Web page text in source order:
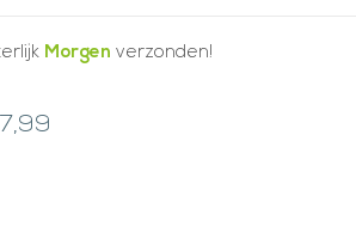
Morgen verzonden!
7,99